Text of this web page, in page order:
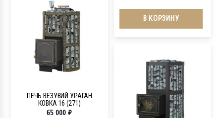
В КОРЗИНУ
ПЕЧЬ ВЕЗУВИЙ УРАГАН
КОВКА 16 (271)
65 000₽